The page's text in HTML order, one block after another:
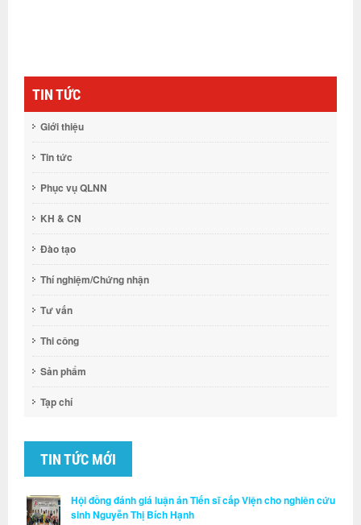
TIN TỨC
Giới thiệu
Tin tức
Phục vụ QLNN
KH & CN
Đào tạo
Thí nghiệm/Chứng nhận
Tư vấn
Thi công
Sản phẩm
Tạp chí
TIN TỨC MỚI
Hội đồng đánh giá luận án Tiến sĩ cấp Viện cho nghiên cứu
sinh Nguyễn Thị Bích Hạnh